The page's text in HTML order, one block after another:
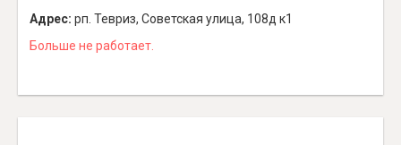
Адрес: рп. Тевриз, Советская улица, 108д к1
Больше не работает.